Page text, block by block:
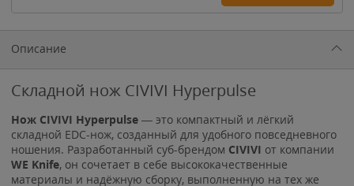
1 615₽
1 900₽1 900₽
Описание
Складной нож CIVIVI Hyperpulse
Нож CIVIVI Hyperpulse — это компактный и лёгкий
складной EDC-нож, созданный для удобного повседневного
ношения. Разработанный суб-брендом CIVIVI от компании
WE Knife, он сочетает в себе высококачественные
материалы и надёжную сборку, выполненную на тех же